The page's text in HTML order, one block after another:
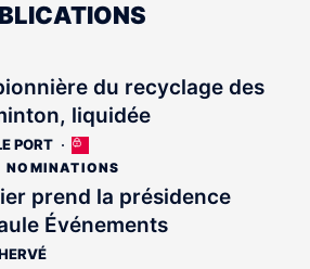
du recyclage des
liquidée
PORT
Cet
article
est
réservé
aux
NOMINATIONS
prend la présidence
Événements